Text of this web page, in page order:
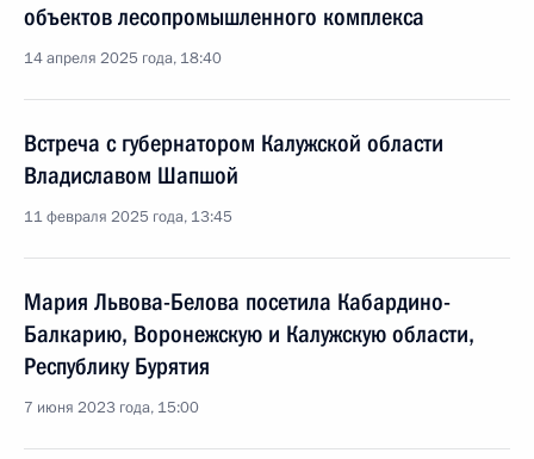
объектов лесопромышленного комплекса
14 апреля 2025 года, 18:40
Встреча с губернатором Калужской области
Владиславом Шапшой
11 февраля 2025 года, 13:45
Мария Львова-Белова посетила Кабардино-
Балкарию, Воронежскую и Калужскую области,
Республику Бурятия
7 июня 2023 года, 15:00